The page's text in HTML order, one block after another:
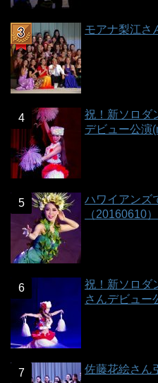
モアナ梨江さ
祝！新ソロダ
デビュー公演
ハワイアンズ
（20160610）
祝！新ソロダ
さんデビュー
佐藤花絵さん